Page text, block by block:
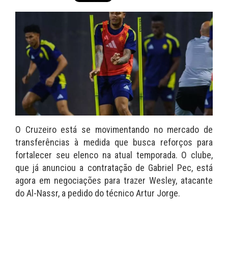
O Cruzeiro está se movimentando no mercado de
transferências à medida que busca reforços para
fortalecer seu elenco na atual temporada. O clube,
que já anunciou a contratação de Gabriel Pec, está
agora em negociações para trazer Wesley, atacante
do Al-Nassr, a pedido do técnico Artur Jorge.